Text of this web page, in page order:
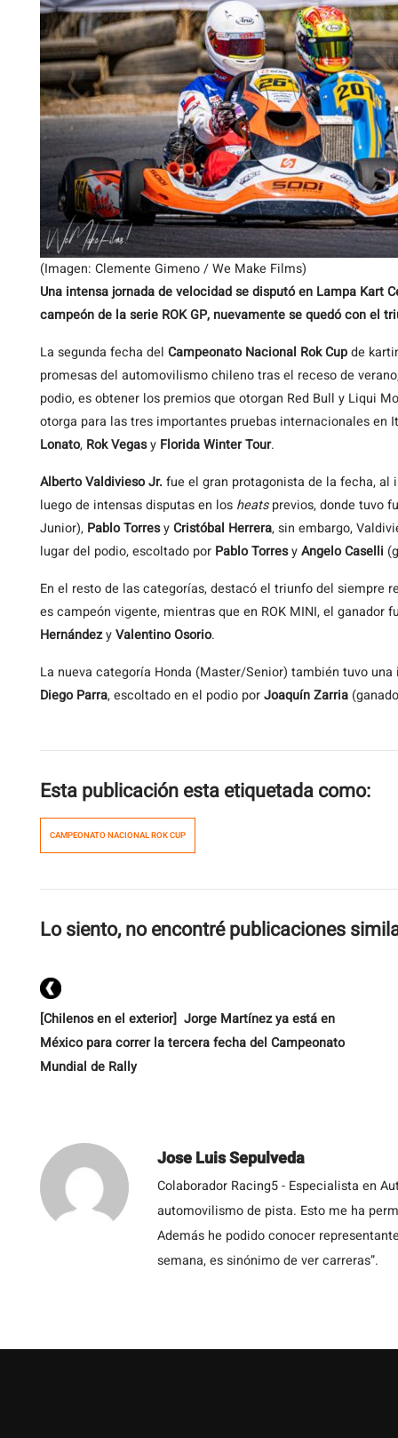
(Imagen: Clemente Gimeno / We Make Films)
Una intensa jornada de velocidad se disputó en Lampa Kart
campeón de la serie ROK GP, nuevamente se quedó con el
La segunda fecha del Campeonato Nacional Rok Cupde
promesas del automovilismo chileno tras el receso de
podio, es obtener los premios que otorgan Red Bull y Liqui
otorga para las tres importantes pruebas internacionales en
Lonato, Rok Vegasy Florida Winter Tour.
Alberto Valdivieso Jr. fue el gran protagonista de la fecha, al
luego de intensas disputas en los heatsprevios, donde tuvo
Junior), Pablo TorresyCristóbal Herrera, sin embargo,
lugar del podio, escoltado por Pablo TorresyAngelo Caselli
En el resto de las categorías, destacó el triunfo del siempre
es campeón vigente, mientras que en ROK MINI, el ganador
HernándezyValentino Osorio.
La nueva categoría Honda (Master/Senior) también tuvo
Diego Parra, escoltado en el podio porJoaquín Zarria
Esta publicación esta etiquetada como:
CAMPEONATO NACIONAL ROK CUP
Lo siento, no encontré publicaciones
[Chilenos en el exterior] Jorge Martínez ya está en
México para correr la tercera fecha del Campeonato
Mundial de Rally
Jose Luis Sepulveda
Colaborador Racing5 - Especialista en
automovilismo de pista. Esto me ha
Además he podido conocer
semana, es sinónimo de ver carreras”.